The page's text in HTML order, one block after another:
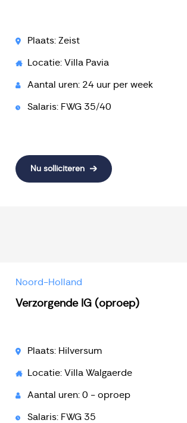
Plaats: Zeist
Locatie: Villa Pavia
Aantal uren: 24 uur per week
Salaris: FWG 35/40
Nu solliciteren
Noord-Holland
Verzorgende IG (oproep)
Plaats: Hilversum
Locatie: Villa Walgaerde
Aantal uren: 0 - oproep
Salaris: FWG 35